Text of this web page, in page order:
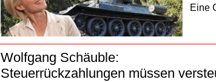
Eine
Wolfgang Schäuble:
Steuerrückzahlungen müssen